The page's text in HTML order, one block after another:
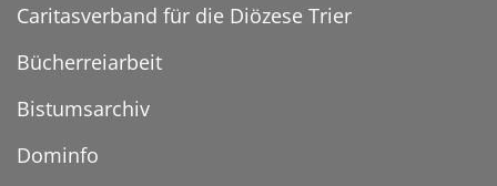
Caritasverband für die Diözese Trier
Bücherreiarbeit
Bistumsarchiv
Dominfo